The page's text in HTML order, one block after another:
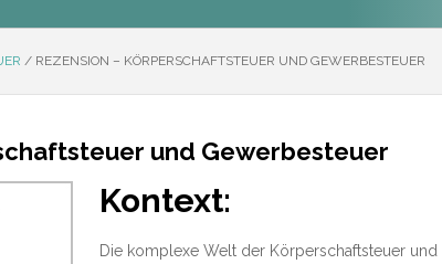
/ REZENSION – KÖRPERSCHAFTSTEUER UND GEWERBESTEUER
und Gewerbesteuer
Kontext:
Die komplexe Welt der Körperschaftsteuer und